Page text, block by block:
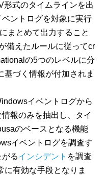
式のタイムラインを出
ントログを対象に実行
まとめて出力すること
備えたルールに従ってcr
の5つのレベルに分
基づく情報が付加されま
イベントログから
報のみを抽出し、タイ
のベースとなる機能
イベントログを調査す
るインシデント を調査
に有効な手段となりま